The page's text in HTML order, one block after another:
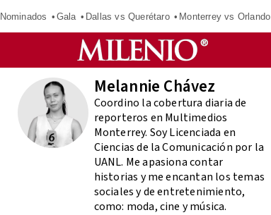
Nominados Gala Dallas vs Querétaro Monterrey vs Orlando
Melannie Chávez
Coordino la cobertura diaria de
reporteros en Multimedios
Monterrey. Soy Licenciada en
Ciencias de la Comunicación por la
UANL. Me apasiona contar
historias y me encantan los temas
sociales y de entretenimiento,
como: moda, cine y música.